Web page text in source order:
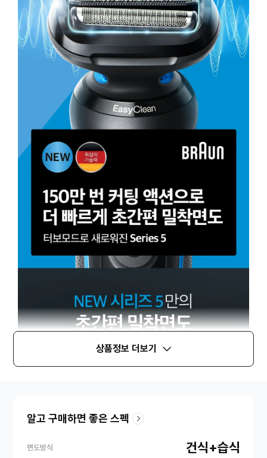
상품정보 더보기
알고 구매하면 좋은 스펙
면도방식 건식+습식